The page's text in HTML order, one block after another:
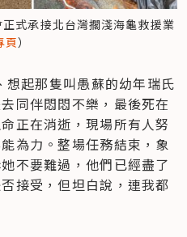
式承接北台灣擱淺海龜救援業
頁）
起那隻叫愚蘇的幼年瑞氏
同伴悶悶不樂，最後死在
正在消逝，現場所有人努
為力。整場任務結束，象
不要難過，他們已經盡了
接受，但坦白說，連我都